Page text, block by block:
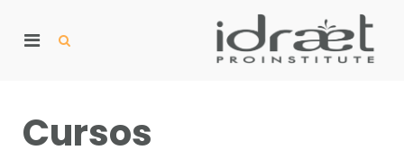
contentPrimary
Show
Cursos